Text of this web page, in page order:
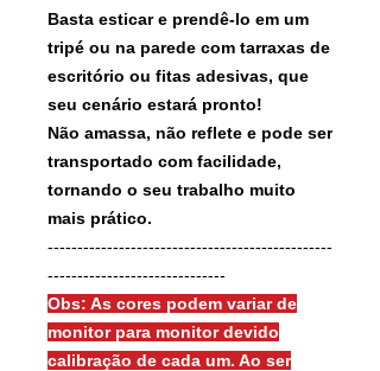
Basta esticar e prendê-lo em um
tripé ou na parede com tarraxas de
escritório ou fitas adesivas, que
seu cenário estará pronto!
Não amassa, não reflete e pode ser
transportado com facilidade,
tornando o seu trabalho muito
mais prático.
------------------------------------------------
------------------------------
Obs: As cores podem variar de
monitor para monitor devido
calibração de cada um. Ao ser